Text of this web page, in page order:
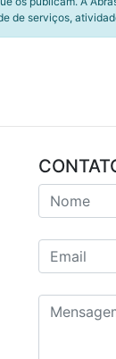
de serviços,